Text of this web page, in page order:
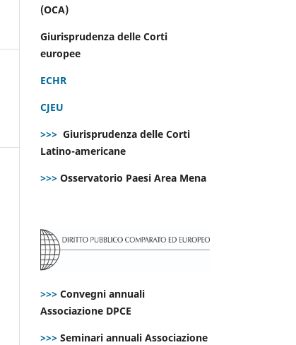
(OCA)
Giurisprudenza delle Corti
europee
ECHR
CJEU
>>> Giurisprudenza delle Corti
Latino-americane
>>> Osservatorio Paesi Area Mena
>>> Convegni annuali
Associazione DPCE
>>> Seminari annuali Associazione